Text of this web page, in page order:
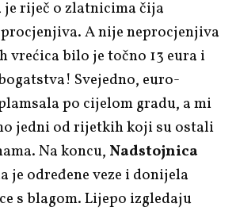
je riječ o zlatnicima čija
A nije neprocjenjiva
vrećica bilo je točno 13 eura i
Svejedno, euro-
po cijelom gradu, a mi
jedni od rijetkih koji su ostali
Na koncu, Nadstojnica
je određene veze i donijela
s blagom. Lijepo izgledaju